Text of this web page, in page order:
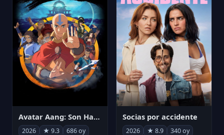
Avatar Aang: Son Havabükücü
2026 ★ 9.3 686 oy
Socias por accidente
2026 ★ 8.9 340 oy